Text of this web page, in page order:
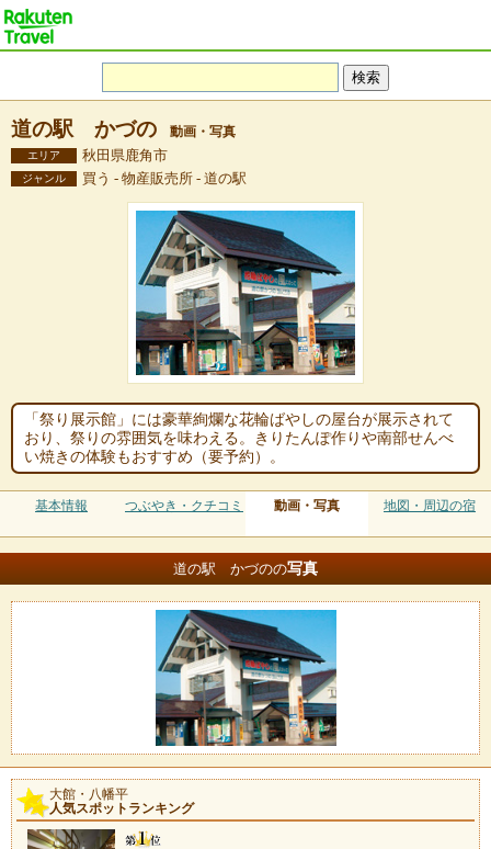
道の駅 かづの 動画・写真
エリア 秋田県鹿角市
ジャンル 買う - 物産販売所 - 道の駅
「祭り展示館」には豪華絢爛な花輪ばやしの屋台が展示されて
おり、祭りの雰囲気を味わえる。きりたんぽ作りや南部せんべ
い焼きの体験もおすすめ（要予約）。
基本情報 つぶやき・クチコミ 動画・写真 地図・周辺の宿
道の駅 かづのの写真
大館・八幡平
人気スポットランキング